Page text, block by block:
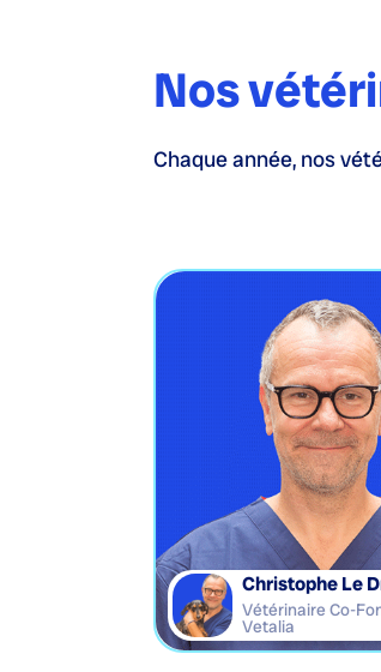
Nos
Chaque année, nos
Christophe Le
Vétérinaire Co-
Vetalia